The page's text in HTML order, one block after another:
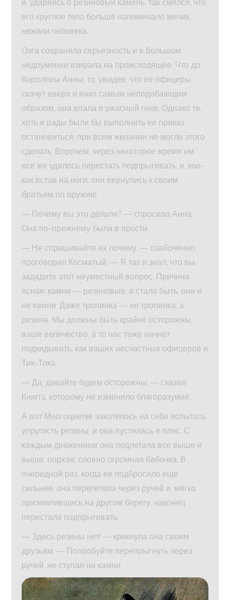
и, ударяясь о резиновый камень, так смялся, что
его круглое тело больше напоминало мячик,
нежели человека.
Озга сохраняла серьезность и в большом
недоумении взирала на происходящее. Что до
Королевы Анны, то, увидев, что ее офицеры
скачут вверх и вниз самым неподобающим
образом, она впала в ужасный гнев. Однако те,
хоть и рады были бы выполнить ее приказ
остановиться, при всем желании не могли этого
сделать. Впрочем, через некоторое время им
все же удалось перестать подпрыгивать, и, кое-
как встав на ноги, они вернулись к своим
братьям по оружию.
— Почему вы это делали? — спросила Анна.
Она по-прежнему была в ярости.
— Не спрашивайте их почему, — озабоченно
проговорил Косматый. — Я так и знал, что вы
зададите этот неуместный вопрос. Причина
ясная: камни — резиновые, а стало быть, они и
не камни. Даже тропинка — не тропинка, а
резина. Мы должны быть крайне осторожны,
ваше величество, а то нас тоже начнет
подкидывать, как ваших несчастных офицеров и
Тик-Тока.
— Да, давайте будем осторожны, — сказал
Книггз, которому не изменило благоразумие.
А вот Многоцветке захотелось на себе испытать
упругость резины, и она пустилась в пляс. С
каждым движением она подлетала все выше и
выше, порхая, словно огромная бабочка. В
очередной раз, когда ее подбросило еще
сильнее, она перелетела через ручей и, мягко
приземлившись на другом берегу, наконец
перестала подпрыгивать.
— Здесь резины нет! — крикнула она своим
друзьям. — Попробуйте перепрыгнуть через
ручей, не ступая на камни.